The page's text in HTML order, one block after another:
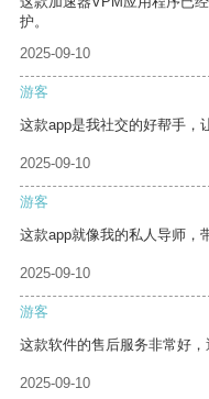
护。
2025-09-10
游客
这款app是我社交的好帮手，
2025-09-10
游客
这款app就像我的私人导师，
2025-09-10
游客
这款软件的售后服务非常好，
2025-09-10